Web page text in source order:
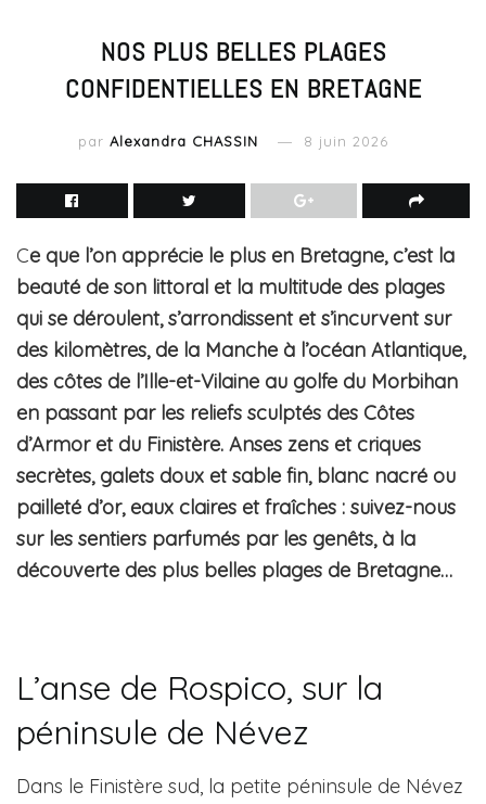
NOS PLUS BELLES PLAGES
CONFIDENTIELLES EN BRETAGNE
par Alexandra CHASSIN 8 juin 2026
Ce que l’on apprécie le plus en Bretagne, c’est la
beauté de son littoral et la multitude des plages
qui se déroulent, s’arrondissent et s’incurvent sur
des kilomètres, de la Manche à l’océan Atlantique,
des côtes de l’Ille-et-Vilaine au golfe du Morbihan
en passant par les reliefs sculptés des Côtes
d’Armor et du Finistère. Anses zens et criques
secrètes, galets doux et sable fin, blanc nacré ou
pailleté d’or, eaux claires et fraîches : suivez-nous
sur les sentiers parfumés par les genêts, à la
découverte des plus belles plages de Bretagne…
L’anse de Rospico, sur la
péninsule de Névez
Dans le Finistère sud, la petite péninsule de Névez